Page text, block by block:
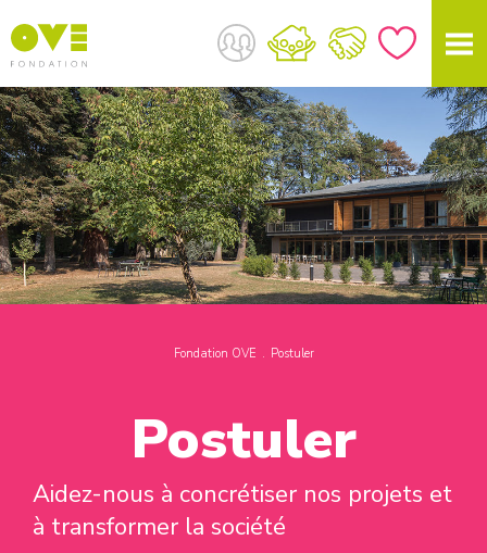
Fondation OVE Postuler
Postuler
Aidez-nous à concrétiser nos projets et
à transformer la société